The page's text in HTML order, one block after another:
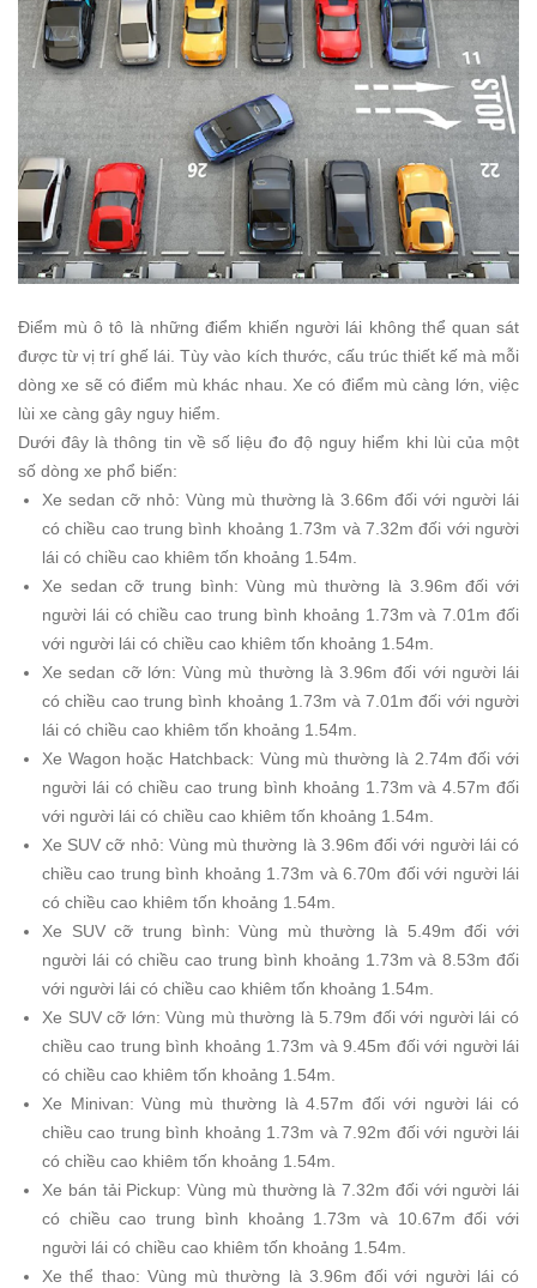
Điểm mù ô tô là những điểm khiến người lái không thể quan sát
được từ vị trí ghế lái. Tùy vào kích thước, cấu trúc thiết kế mà mỗi
dòng xe sẽ có điểm mù khác nhau. Xe có điểm mù càng lớn, việc
lùi xe càng gây nguy hiểm.
Dưới đây là thông tin về số liệu đo độ nguy hiểm khi lùi của một
số dòng xe phổ biến:
Xe sedan cỡ nhỏ: Vùng mù thường là 3.66m đối với người lái
có chiều cao trung bình khoảng 1.73m và 7.32m đối với người
lái có chiều cao khiêm tốn khoảng 1.54m.
Xe sedan cỡ trung bình: Vùng mù thường là 3.96m đối với
người lái có chiều cao trung bình khoảng 1.73m và 7.01m đối
với người lái có chiều cao khiêm tốn khoảng 1.54m.
Xe sedan cỡ lớn: Vùng mù thường là 3.96m đối với người lái
có chiều cao trung bình khoảng 1.73m và 7.01m đối với người
lái có chiều cao khiêm tốn khoảng 1.54m.
Xe Wagon hoặc Hatchback: Vùng mù thường là 2.74m đối với
người lái có chiều cao trung bình khoảng 1.73m và 4.57m đối
với người lái có chiều cao khiêm tốn khoảng 1.54m.
Xe SUV cỡ nhỏ: Vùng mù thường là 3.96m đối với người lái có
chiều cao trung bình khoảng 1.73m và 6.70m đối với người lái
có chiều cao khiêm tốn khoảng 1.54m.
Xe SUV cỡ trung bình: Vùng mù thường là 5.49m đối với
người lái có chiều cao trung bình khoảng 1.73m và 8.53m đối
với người lái có chiều cao khiêm tốn khoảng 1.54m.
Xe SUV cỡ lớn: Vùng mù thường là 5.79m đối với người lái có
chiều cao trung bình khoảng 1.73m và 9.45m đối với người lái
có chiều cao khiêm tốn khoảng 1.54m.
Xe Minivan: Vùng mù thường là 4.57m đối với người lái có
chiều cao trung bình khoảng 1.73m và 7.92m đối với người lái
có chiều cao khiêm tốn khoảng 1.54m.
Xe bán tải Pickup: Vùng mù thường là 7.32m đối với người lái
có chiều cao trung bình khoảng 1.73m và 10.67m đối với
người lái có chiều cao khiêm tốn khoảng 1.54m.
Xe thể thao: Vùng mù thường là 3.96m đối với người lái có